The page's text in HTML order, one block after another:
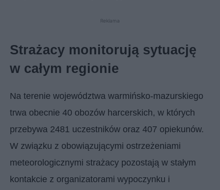
Reklama
Strażacy monitorują sytuację
w całym regionie
Na terenie województwa warmińsko-mazurskiego
trwa obecnie 40 obozów harcerskich, w których
przebywa 2481 uczestników oraz 407 opiekunów.
W związku z obowiązującymi ostrzeżeniami
meteorologicznymi strażacy pozostają w stałym
kontakcie z organizatorami wypoczynku i